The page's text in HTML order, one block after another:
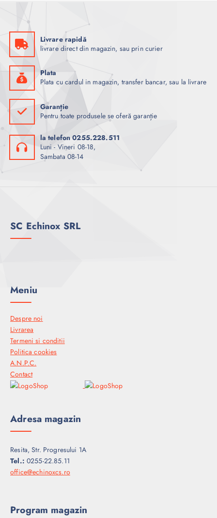
Livrare rapidă
livrare direct din magazin, sau prin curier
Plata
Plata cu cardul in magazin, transfer bancar, sau la livrare
Garanție
Pentru toate produsele se oferă garanție
la telefon 0255.228.511
Luni - Vineri 08-18,
Sambata 08-14
SC Echinox SRL
Meniu
Despre noi
Livrarea
Termeni si conditii
Politica cookies
A.N.P.C.
Contact
Adresa magazin
Resita, Str. Progresului 1A
Tel.: 0255-22.85.11
office@echinoxcs.ro
Program magazin